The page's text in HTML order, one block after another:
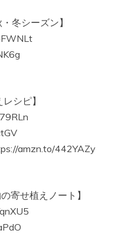
冬シーズン】
シピ】
amzn.to/442YAZy
寄せ植えノート】